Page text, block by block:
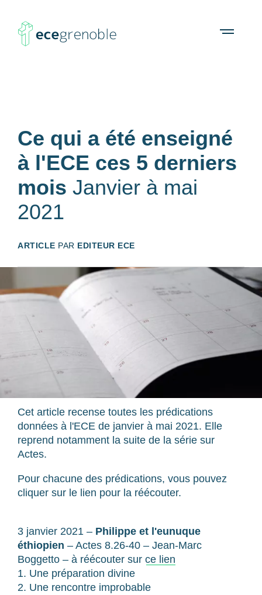
ECE
À propos Agenda RessourcesOpen
Ce qui a été enseigné
à l'ECE ces 5 derniers
mois Janvier à mai
2021
ARTICLE PAR EDITEUR ECE
Cet article recense toutes les prédications
données à l'ECE de janvier à mai 2021. Elle
reprend notamment la suite de la série sur
Actes.
Pour chacune des prédications, vous pouvez
cliquer sur le lien pour la réécouter.
3 janvier 2021 – Philippe et l'eunuque
éthiopien – Actes 8.26-40 – Jean-Marc
Boggetto – à réécouter sur ce lien
1. Une préparation divine
2. Une rencontre improbable